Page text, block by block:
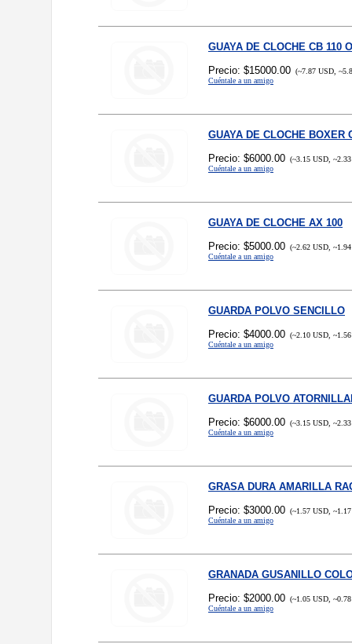
GUAYA DE CLOCHE CB 110
Precio: $15000.00 (~7.87 USD,
Cuéntale a un amigo
GUAYA DE CLOCHE BOXER
Precio: $6000.00 (~3.15 USD,
Cuéntale a un amigo
GUAYA DE CLOCHE AX 100
Precio: $5000.00 (~2.62 USD,
Cuéntale a un amigo
GUARDA POLVO SENCILLO
Precio: $4000.00 (~2.10 USD,
Cuéntale a un amigo
GUARDA POLVO
Precio: $6000.00 (~3.15 USD,
Cuéntale a un amigo
GRASA DURA AMARILLA
Precio: $3000.00 (~1.57 USD,
Cuéntale a un amigo
GRANADA GUSANILLO
Precio: $2000.00 (~1.05 USD,
Cuéntale a un amigo